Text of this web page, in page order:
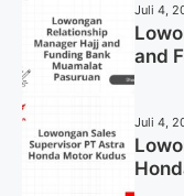
Juli 4,
and
Juli 4,